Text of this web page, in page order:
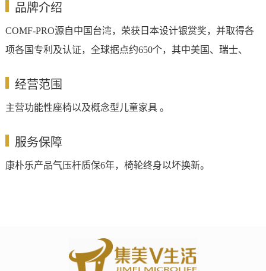
品牌介绍
COMF-PRO源自中国台湾，荣获日本设计银赏奖，并取得各
项各国专利及认证，全球据点约650个，其中美国、瑞士、
经营范围
主营功能性座椅以及概念型儿童家具 。
服务保障
康朴乐产品气压杆质保6年，椅轮终身以坏换新。